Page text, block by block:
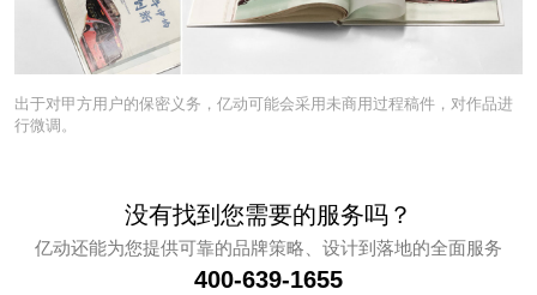
出于对甲方用户的保密义务，亿动可能会采用未商用过程稿件，对作品进
行微调。
没有找到您需要的服务吗？
亿动还能为您提供可靠的品牌策略、设计到落地的全面服务
400-639-1655